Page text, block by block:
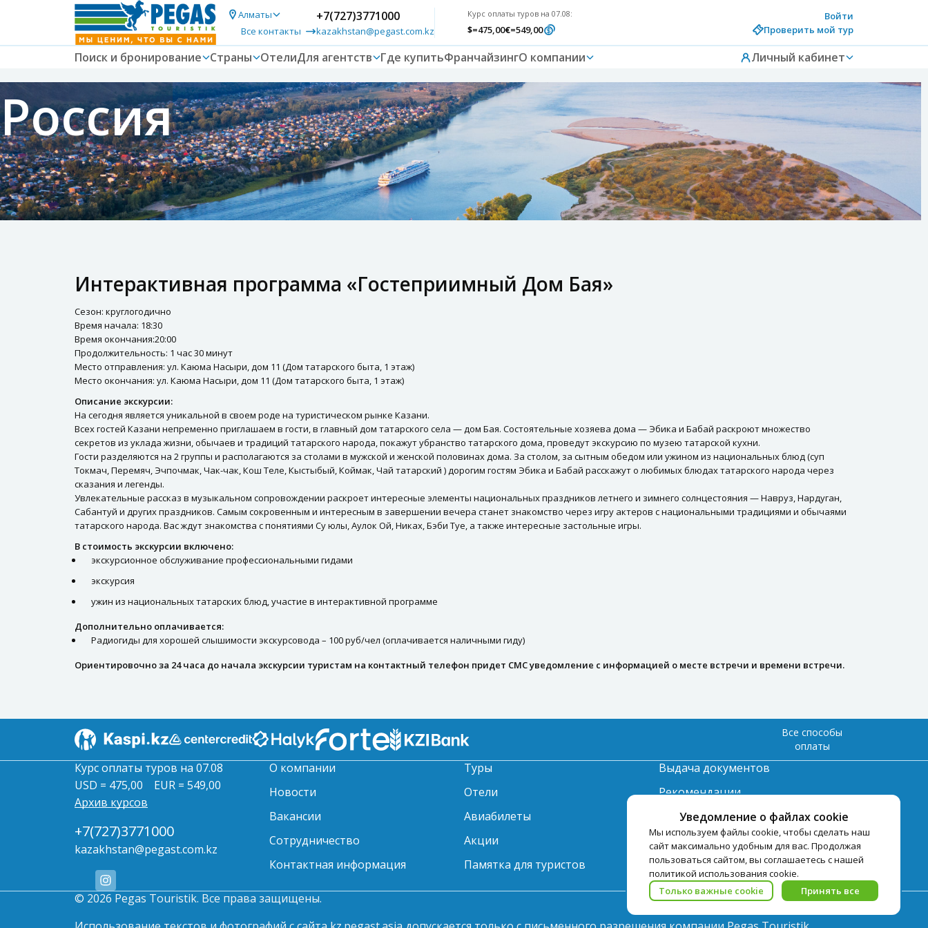
Алматы
Все контакты
+7(727)3771000
kazakhstan@pegast.com.kz
Курс оплаты туров на 07.08:
$=475,00€=549,00
Войти
Проверить мой тур
Поиск и бронирование Страны ОтелиДля агентств Где купитьФранчайзингО компании Личный кабинет
Россия
Интерактивная программа «Гостеприимный Дом Бая»
Сезон: круглогодично
Время начала: 18:30
Время окончания:20:00
Продолжительность: 1 час 30 минут
Место отправления: ул. Каюма Насыри, дом 11 (Дом татарского быта, 1 этаж)
Место окончания: ул. Каюма Насыри, дом 11 (Дом татарского быта, 1 этаж)
Описание экскурсии:
На сегодня является уникальной в своем роде на туристическом рынке Казани.
Всех гостей Казани непременно приглашаем в гости, в главный дом татарского села — дом Бая. Состоятельные хозяева дома — Эбика и Бабай раскроют множество
секретов из уклада жизни, обычаев и традиций татарского народа, покажут убранство татарского дома, проведут экскурсию по музею татарской кухни.
Гости разделяются на 2 группы и располагаются за столами в мужской и женской половинах дома. За столом, за сытным обедом или ужином из национальных блюд (суп
Токмач, Перемяч, Эчпочмак, Чак-чак, Кош Теле, Кыстыбый, Коймак, Чай татарский ) дорогим гостям Эбика и Бабай расскажут о любимых блюдах татарского народа через
сказания и легенды.
Увлекательные рассказ в музыкальном сопровождении раскроет интересные элементы национальных праздников летнего и зимнего солнцестояния — Навруз, Нардуган,
Сабантуй и других праздников. Самым сокровенным и интересным в завершении вечера станет знакомство через игру актеров с национальными традициями и обычаями
татарского народа. Вас ждут знакомства с понятиями Су юлы, Аулок Ой, Никах, Бэби Туе, а также интересные застольные игры.
В стоимость экскурсии включено:
экскурсионное обслуживание профессиональными гидами
экскурсия
ужин из национальных татарских блюд, участие в интерактивной программе
Дополнительно оплачивается:
Радиогиды для хорошей слышимости экскурсовода – 100 руб/чел (оплачивается наличными гиду)
Ориентировочно за 24 часа до начала экскурсии туристам на контактный телефон придет СМС уведомление с информацией о месте встречи и времени встречи.
Уведомление о файлах cookie
Мы используем файлы cookie, чтобы сделать наш
сайт максимально удобным для вас. Продолжая
пользоваться сайтом, вы соглашаетесь с нашей
политикой использования cookie.
Только важные cookie
Принять все
Все способы
оплаты
Курс оплаты туров на 07.08
USD = 475,00
EUR = 549,00
Архив курсов
+7(727)3771000
kazakhstan@pegast.com.kz
О компании
Новости
Вакансии
Сотрудничество
Контактная информация
Туры
Отели
Авиабилеты
Акции
Памятка для туристов
Выдача документов
Рекомендации
Вопрос-ответ
Счет и оплата
Важная информация по
турпродукту
© 2026 Pegas Touristik. Все права защищены.